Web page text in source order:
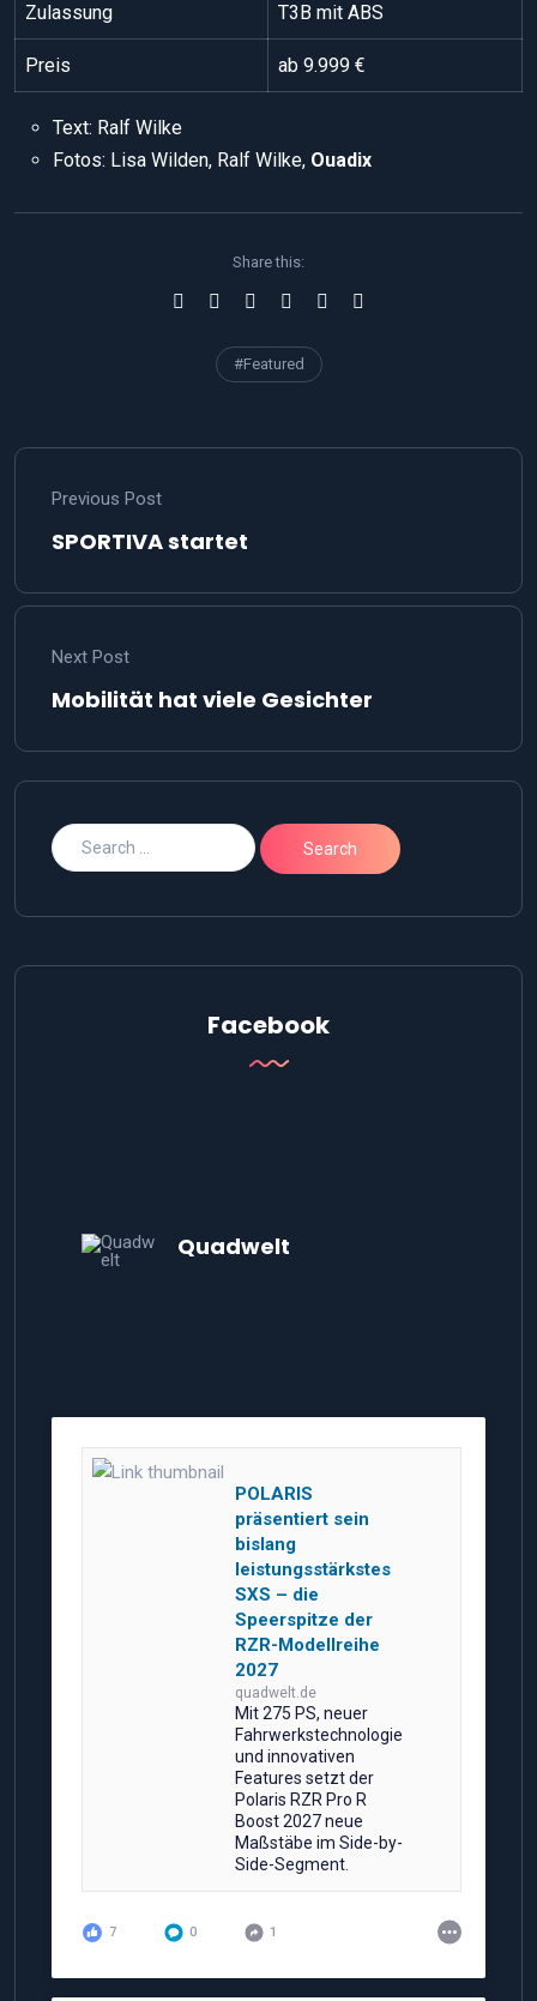
Zulassung T3B mit ABS
Preis ab 9.999 €
Text: Ralf Wilke
Fotos: Lisa Wilden, Ralf Wilke, Ouadix
Share this:
#Featured
Previous Post
SPORTIVA startet
Next Post
Mobilität hat viele Gesichter
Facebook
Quadwelt
POLARIS
präsentiert sein
bislang
leistungsstärkstes
SXS – die
Speerspitze der
RZR-Modellreihe
2027
quadwelt.de
Mit 275 PS, neuer
Fahrwerkstechnologie
und innovativen
Features setzt der
Polaris RZR Pro R
Boost 2027 neue
Maßstäbe im Side-by-
Side-Segment.
7 0 1